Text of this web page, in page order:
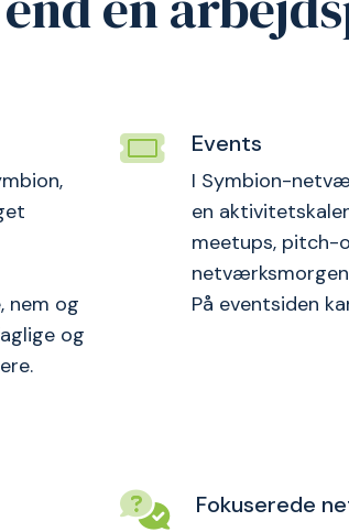
COMMUNITY
og
Events
I Symbion-
en
meetups, pitch-